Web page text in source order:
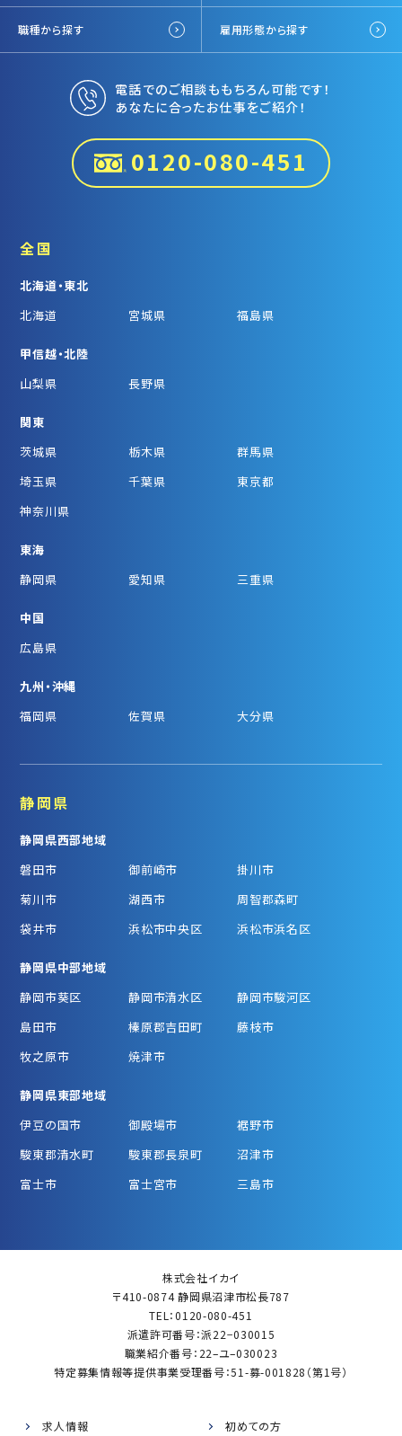
職種から探す 雇用形態から探す
電話でのご相談ももちろん可能です！
あなたに合ったお仕事をご紹介！
0120-080-451
全国
北海道・東北
北海道
宮城県 福島県
甲信越・北陸
山梨県
長野県
関東
茨城県
栃木県
群馬県
埼玉県
千葉県
東京都
神奈川県
東海
静岡県
愛知県 三重県
中国
広島県
九州・沖縄
福岡県
佐賀県 大分県
静岡県
静岡県西部地域
磐田市
御前崎市
掛川市
菊川市
湖西市
周智郡森町
袋井市
浜松市中央区 浜松市浜名区
静岡県中部地域
静岡市葵区
静岡市清水区
静岡市駿河区
島田市
榛原郡吉田町
藤枝市
牧之原市
焼津市
静岡県東部地域
伊豆の国市
御殿場市
裾野市
駿東郡清水町
駿東郡長泉町
沼津市
富士市
富士宮市 三島市
株式会社イカイ
〒410-0874 静岡県沼津市松長787
TEL：0120-080-451
派遣許可番号：派22−030015
職業紹介番号：22–ユ–030023
特定募集情報等提供事業受理番号：51-募-001828（第1号）
求人情報 初めての方